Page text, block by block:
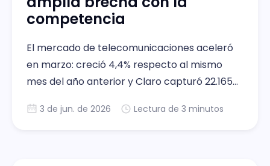
competencia
El mercado de telecomunicaciones aceleró
en marzo: creció 4,4% respecto al mismo
mes del año anterior y Claro capturó 22.165
alto entre todos los operadores.
3 de jun. de 2026 Lectura de 3 minutos